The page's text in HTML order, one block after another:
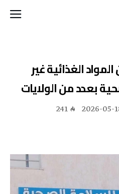
لترا من المواد الغذائية غير
بعدد من الولايات
2026-05-
241